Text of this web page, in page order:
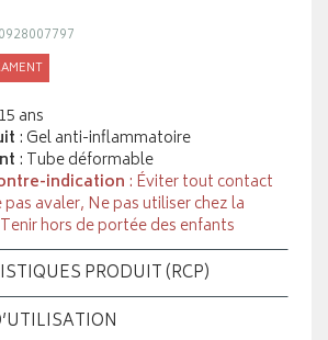
ans
: Gel anti-inflammatoire
: Tube déformable
indication : Éviter tout contact
avaler, Ne pas utiliser chez la
hors de portée des enfants
PRODUIT (RCP)